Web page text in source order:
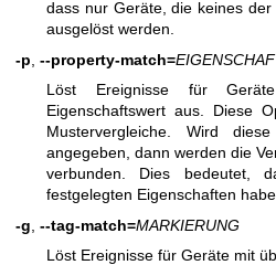
dass nur Geräte, die keines
ausgelöst werden.
-p --property-match=
Löst Ereignisse für
Eigenschaftswert aus. Diese
Mustervergleiche. Wird
angegeben, dann werden die
verbunden. Dies bedeutet,
festgelegten Eigenschaften
-g --tag-match=MARKIERUNG
Löst Ereignisse für Geräte mit